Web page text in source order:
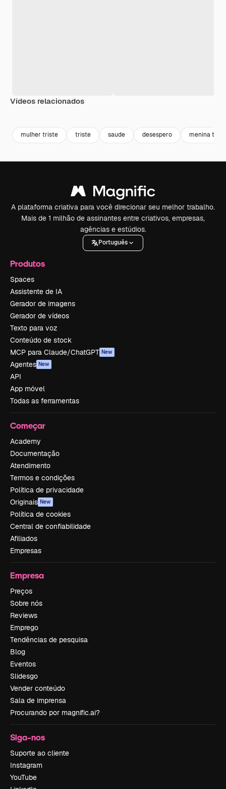
Vídeos relacionados
mulher triste triste saude desespero menina
A plataforma criativa para você direcionar seu melhor trabalho.
Mais de 1 milhão de assinantes entre criativos, empresas,
agências e estúdios.
Português
Produtos
Spaces
Assistente de IA
Gerador de imagens
Gerador de vídeos
Texto para voz
Conteúdo de stock
MCP para Claude/ChatGPT New
Agentes New
API
App móvel
Todas as ferramentas
Começar
Academy
Documentação
Atendimento
Termos e condições
Política de privacidade
Originais New
Política de cookies
Central de confiabilidade
Afiliados
Empresas
Empresa
Preços
Sobre nós
Reviews
Emprego
Tendências de pesquisa
Blog
Eventos
Slidesgo
Vender conteúdo
Sala de imprensa
Procurando por magnific.ai?
Siga-nos
Suporte ao cliente
Instagram
YouTube